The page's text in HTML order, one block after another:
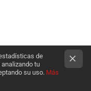
de
tu
su uso. Más